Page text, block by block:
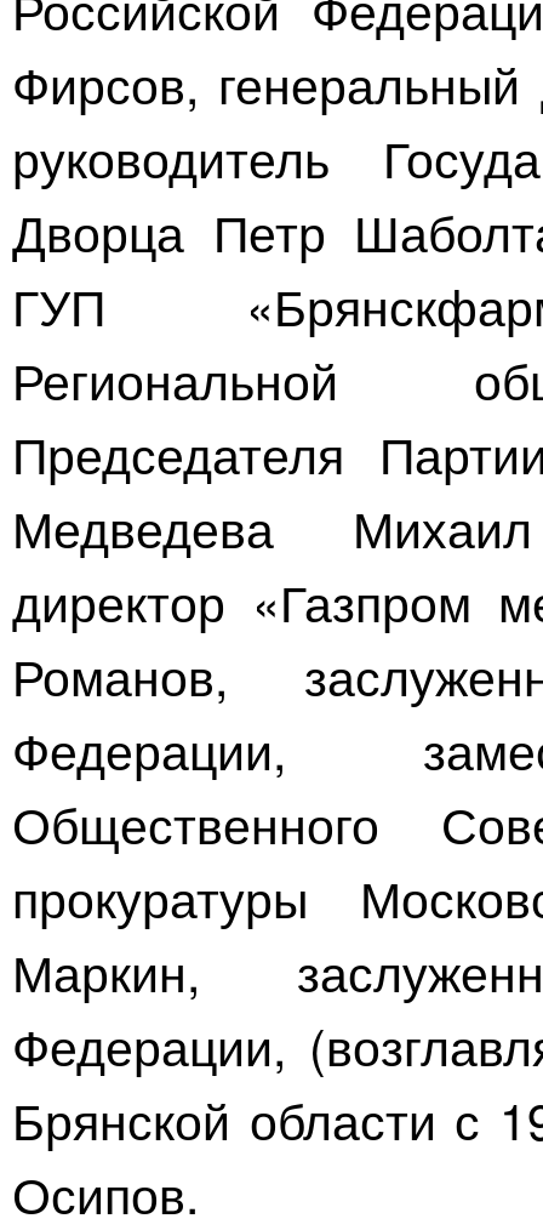
Фирсов,
руководитель
Дворца Петр
ГУП
Региональной
Председателя
Медведева Михаил
директор «Газпром
Романов,
Федерации,
Общественного
прокуратуры
Маркин,
Федерации,
Брянской области с
Осипов.